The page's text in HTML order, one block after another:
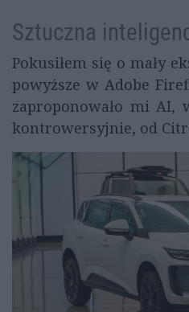
Sztuczna
Pokusiłem się o mały
powyższe w Adobe
zaproponowało mi AI,
kontrowersyjnie, od